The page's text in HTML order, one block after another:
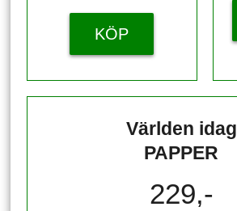
KÖP
Världen idag
PAPPER
229,-